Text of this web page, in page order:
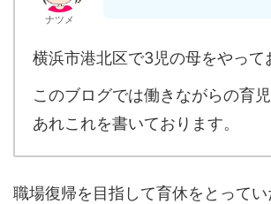
ナツメ
横浜市港北区で3児の母をやって
このブログでは働きながらの育
あれこれを書いております。
職場復帰を目指して育休をとってい